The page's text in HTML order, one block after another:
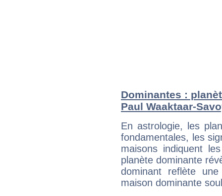
Dominantes :
Paul Waaktaar-
En astrologie, les
fondamentales, les
maisons indiquent
planète dominante
dominant reflète
maison dominante